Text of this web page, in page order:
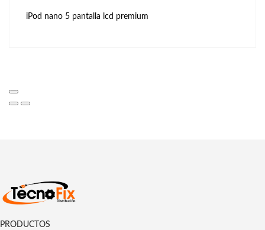
iPod nano 5 pantalla lcd premium
PRODUCTOS